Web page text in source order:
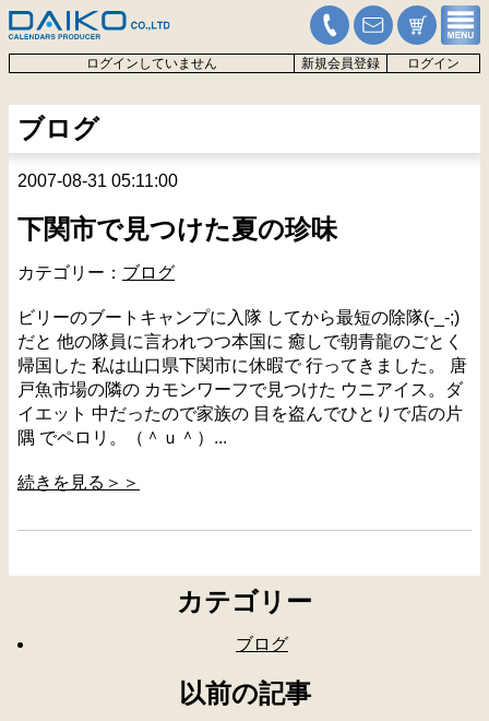
ログインしていません 新規会員登録 ログイン
ブログ
2007-08-31 05:11:00
下関市で見つけた夏の珍味
カテゴリー： ブログ
ビリーのブートキャンプに入隊 してから最短の除隊(-_-;)
だと 他の隊員に言われつつ本国に 癒しで朝青龍のごとく
帰国した 私は山口県下関市に休暇で 行ってきました。 唐
戸魚市場の隣の カモンワーフで見つけた ウニアイス。ダ
イエット 中だったので家族の 目を盗んでひとりで店の片
隅 でペロリ。（＾ｕ＾）...
続きを見る＞＞
カテゴリー
ブログ
以前の記事